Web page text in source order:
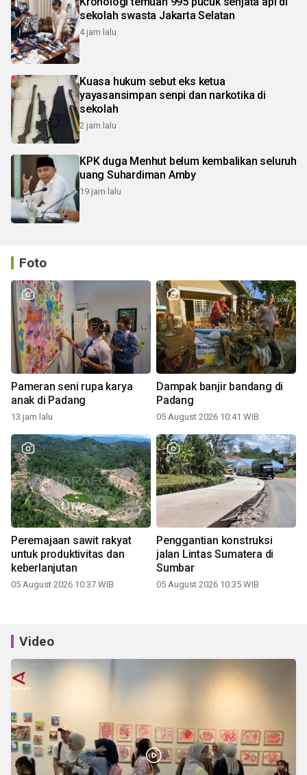
sekolah swasta Jakarta Selatan
4 jam lalu
Kuasa hukum sebut eks ketua
yayasansimpan senpi dan narkotika di
sekolah
2 jam lalu
KPK duga Menhut belum kembalikan seluruh
uang Suhardiman Amby
19 jam lalu
Foto
Pameran seni rupa karya
anak di Padang
13 jam lalu
Dampak banjir bandang di
Padang
05 August 2026 10:41 WIB
Peremajaan sawit rakyat
untuk produktivitas dan
keberlanjutan
05 August 2026 10:37 WIB
Penggantian konstruksi
jalan Lintas Sumatera di
Sumbar
05 August 2026 10:35 WIB
Video